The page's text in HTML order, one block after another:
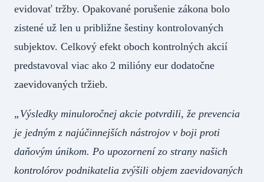
evidovať tržby. Opakované porušenie zákona bolo
zistené už len u približne šestiny kontrolovaných
subjektov. Celkový efekt oboch kontrolných akcií
predstavoval viac ako 2 milióny eur dodatočne
zaevidovaných tržieb.
„Výsledky minuloročnej akcie potvrdili, že prevencia
je jedným z najúčinnejších nástrojov v boji proti
daňovým únikom. Po upozornení zo strany našich
kontrolórov podnikatelia zvýšili objem zaevidovaných